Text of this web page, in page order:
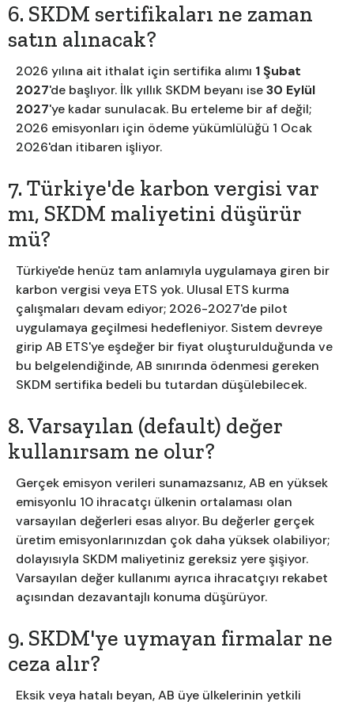
6. SKDM sertifikaları ne zaman
satın alınacak?
2026 yılına ait ithalat için sertifika alımı 1 Şubat
2027'de başlıyor. İlk yıllık SKDM beyanı ise30 Eylül
2027'ye kadar sunulacak. Bu erteleme bir af değil;
2026 emisyonları için ödeme yükümlülüğü 1 Ocak
2026'dan itibaren işliyor.
7. Türkiye'de karbon vergisi var
mı, SKDM maliyetini düşürür
mü?
Türkiye'de henüz tam anlamıyla uygulamaya giren bir
karbon vergisi veya ETS yok. Ulusal ETS kurma
çalışmaları devam ediyor; 2026-2027'de pilot
uygulamaya geçilmesi hedefleniyor. Sistem devreye
girip AB ETS'ye eşdeğer bir fiyat oluşturulduğunda ve
bu belgelendiğinde, AB sınırında ödenmesi gereken
SKDM sertifika bedeli bu tutardan düşülebilecek.
8. Varsayılan (default) değer
kullanırsam ne olur?
Gerçek emisyon verileri sunamazsanız, AB en yüksek
emisyonlu 10 ihracatçı ülkenin ortalaması olan
varsayılan değerleri esas alıyor. Bu değerler gerçek
üretim emisyonlarınızdan çok daha yüksek olabiliyor;
dolayısıyla SKDM maliyetiniz gereksiz yere şişiyor.
Varsayılan değer kullanımı ayrıca ihracatçıyı rekabet
açısından dezavantajlı konuma düşürüyor.
9. SKDM'ye uymayan firmalar ne
ceza alır?
Eksik veya hatalı beyan, AB üye ülkelerinin yetkili